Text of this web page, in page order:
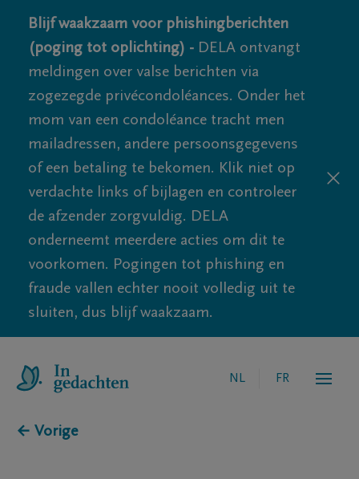
Blijf waakzaam voor phishingberichten
(poging tot oplichting) - DELA ontvangt
meldingen over valse berichten via
zogezegde privécondoléances. Onder het
mom van een condoléance tracht men
mailadressen, andere persoonsgegevens
of een betaling te bekomen. Klik niet op
verdachte links of bijlagen en controleer
de afzender zorgvuldig. DELA
onderneemt meerdere acties om dit te
voorkomen. Pogingen tot phishing en
fraude vallen echter nooit volledig uit te
sluiten, dus blijf waakzaam.
NL FR
← Vorige